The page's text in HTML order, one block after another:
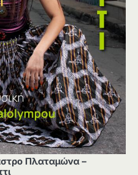
Πλαταμώνα –